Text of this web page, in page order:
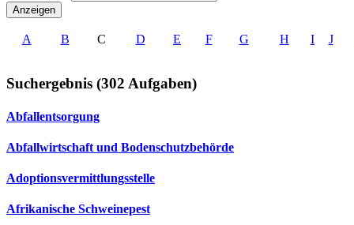
A B C D E F G H I J
Suchergebnis (302 Aufgaben)
Abfallentsorgung
Abfallwirtschaft und Bodenschutzbehörde
Adoptionsvermittlungsstelle
Afrikanische Schweinepest